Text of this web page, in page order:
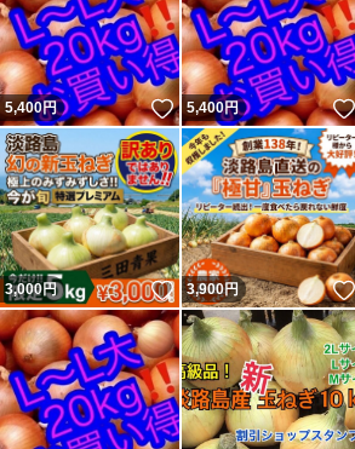
5,400円 いいね！
5,400円
3,000円 いいね！
3,900円